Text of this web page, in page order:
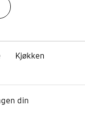
Kjøkken
din